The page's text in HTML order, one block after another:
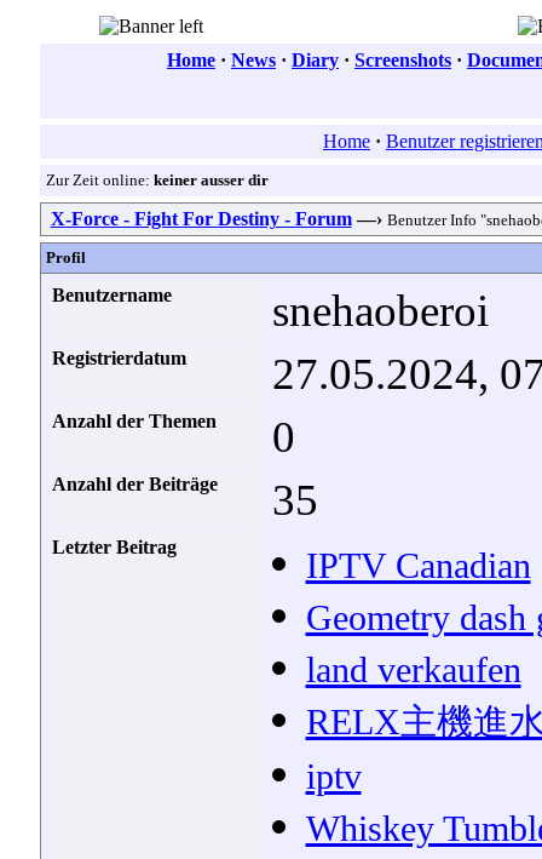
Home · News · Diary · Screenshots ·
Home · Benutzer
Zur Zeit online: keiner ausser dir
X-Force - Fight For Destiny - Forum —› Benutzer Info
Profil
Benutzername snehaoberoi
Registrierdatum 27.05.2024,
Anzahl der Themen 0
Anzahl der Beiträge 35
Letzter Beitrag
IPTV Canadian
Geometry dash
land verkaufen
RELX主機進
iptv
Whiskey